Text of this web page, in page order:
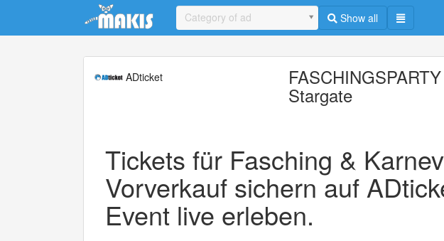
Update cookies preferences
Category of ad Show all
ADticket
Stargate
Tickets für Fasching &
Vorverkauf sichern auf
Event live erleben.